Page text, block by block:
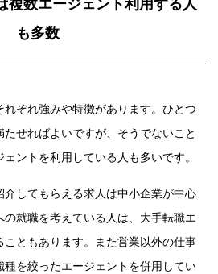
複数エージェント利用する人
も多数
ぞれ強みや特徴があります。ひとつ
せればよいですが、そうでないこと
ントを利用している人も多いです。
してもらえる求人は中小企業が中心
就職を考えている人は、大手転職エ
こともあります。また営業以外の仕事
種を絞ったエージェントを併用してい